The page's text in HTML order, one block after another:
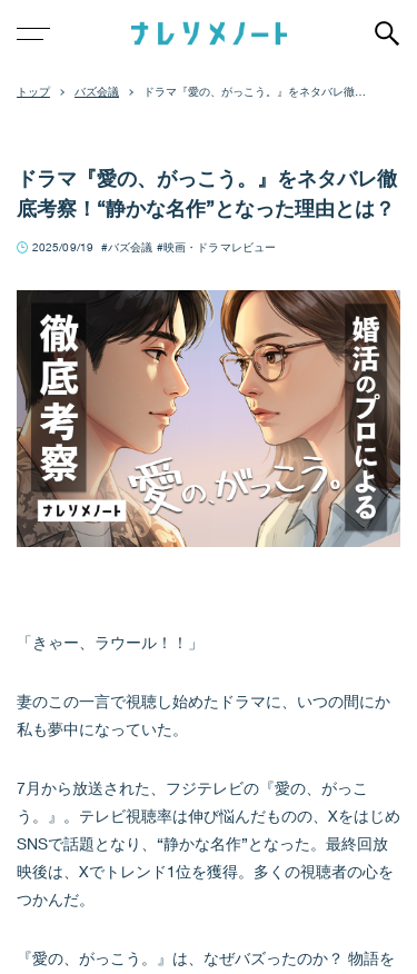
バズ会議
ドラマ『愛の、がっこう。』をネタバレ徹底
ドラマ『愛の、がっこう。』をネタバレ徹
底考察！“静かな名作”となった理由とは？
2025/09/19 バズ会議 映画・ドラマレビュー
「きゃー、ラウール！！」
妻のこの一言で視聴し始めたドラマに、いつの間にか
私も夢中になっていた。
7月から放送された、フジテレビの『愛の、がっこ
う。』。テレビ視聴率は伸び悩んだものの、Xをはじめ
SNSで話題となり、“静かな名作”となった。最終回放
映後は、Xでトレンド1位を獲得。多くの視聴者の心を
つかんだ。
『愛の、がっこう。』は、なぜバズったのか？ 物語を